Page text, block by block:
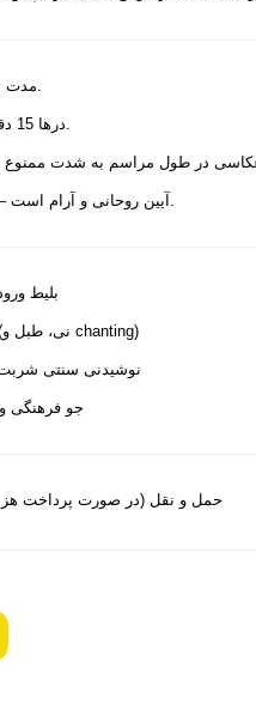
مدتاست.
درها 15 دقیقه قبل از اجرا باز می‌شوند.
آیین روحانی و آرام است — لطفاً به جو احترام بگذارید.
بلیط
موسیقی سنتی صوفی زنده (نی، طبل و chanting)
نوشیدنی سنتی
جو فرهنگی و
حمل و نقل (در صورت پرداخت